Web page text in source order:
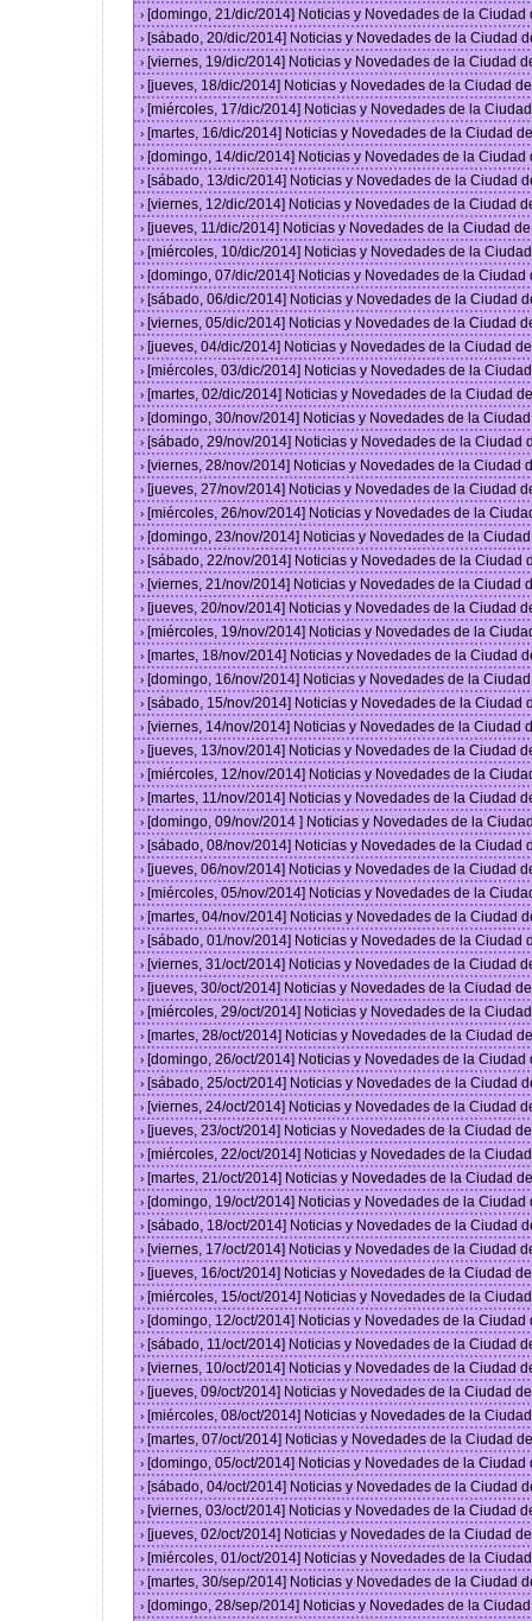
› [domingo, 21/dic/2014] Noticias y Novedades de la
› [sábado, 20/dic/2014] Noticias y Novedades de la Ciudad
› [viernes, 19/dic/2014] Noticias y Novedades de la Ciudad
› [jueves, 18/dic/2014] Noticias y Novedades de la Ciudad
› [miércoles, 17/dic/2014] Noticias y Novedades de la
› [martes, 16/dic/2014] Noticias y Novedades de la Ciudad
› [domingo, 14/dic/2014] Noticias y Novedades de la
› [sábado, 13/dic/2014] Noticias y Novedades de la Ciudad
› [viernes, 12/dic/2014] Noticias y Novedades de la Ciudad
› [jueves, 11/dic/2014] Noticias y Novedades de la Ciudad
› [miércoles, 10/dic/2014] Noticias y Novedades de la
› [domingo, 07/dic/2014] Noticias y Novedades de la
› [sábado, 06/dic/2014] Noticias y Novedades de la Ciudad
› [viernes, 05/dic/2014] Noticias y Novedades de la Ciudad
› [jueves, 04/dic/2014] Noticias y Novedades de la Ciudad
› [miércoles, 03/dic/2014] Noticias y Novedades de la
› [martes, 02/dic/2014] Noticias y Novedades de la Ciudad
› [domingo, 30/nov/2014] Noticias y Novedades de la
› [sábado, 29/nov/2014] Noticias y Novedades de la Ciudad
› [viernes, 28/nov/2014] Noticias y Novedades de la Ciudad
› [jueves, 27/nov/2014] Noticias y Novedades de la Ciudad
› [miércoles, 26/nov/2014] Noticias y Novedades de la
› [domingo, 23/nov/2014] Noticias y Novedades de la
› [sábado, 22/nov/2014] Noticias y Novedades de la Ciudad
› [viernes, 21/nov/2014] Noticias y Novedades de la Ciudad
› [jueves, 20/nov/2014] Noticias y Novedades de la Ciudad
› [miércoles, 19/nov/2014] Noticias y Novedades de la
› [martes, 18/nov/2014] Noticias y Novedades de la Ciudad
› [domingo, 16/nov/2014] Noticias y Novedades de la
› [sábado, 15/nov/2014] Noticias y Novedades de la Ciudad
› [viernes, 14/nov/2014] Noticias y Novedades de la Ciudad
› [jueves, 13/nov/2014] Noticias y Novedades de la Ciudad
› [miércoles, 12/nov/2014] Noticias y Novedades de la
› [martes, 11/nov/2014] Noticias y Novedades de la Ciudad
› [domingo, 09/nov/2014 ] Noticias y Novedades de la
› [sábado, 08/nov/2014] Noticias y Novedades de la Ciudad
› [jueves, 06/nov/2014] Noticias y Novedades de la Ciudad
› [miércoles, 05/nov/2014] Noticias y Novedades de la
› [martes, 04/nov/2014] Noticias y Novedades de la Ciudad
› [sábado, 01/nov/2014] Noticias y Novedades de la Ciudad
› [viernes, 31/oct/2014] Noticias y Novedades de la Ciudad
› [jueves, 30/oct/2014] Noticias y Novedades de la Ciudad
› [miércoles, 29/oct/2014] Noticias y Novedades de la
› [martes, 28/oct/2014] Noticias y Novedades de la Ciudad
› [domingo, 26/oct/2014] Noticias y Novedades de la
› [sábado, 25/oct/2014] Noticias y Novedades de la Ciudad
› [viernes, 24/oct/2014] Noticias y Novedades de la Ciudad
› [jueves, 23/oct/2014] Noticias y Novedades de la Ciudad
› [miércoles, 22/oct/2014] Noticias y Novedades de la
› [martes, 21/oct/2014] Noticias y Novedades de la Ciudad
› [domingo, 19/oct/2014] Noticias y Novedades de la
› [sábado, 18/oct/2014] Noticias y Novedades de la Ciudad
› [viernes, 17/oct/2014] Noticias y Novedades de la Ciudad
› [jueves, 16/oct/2014] Noticias y Novedades de la Ciudad
› [miércoles, 15/oct/2014] Noticias y Novedades de la
› [domingo, 12/oct/2014] Noticias y Novedades de la
› [sábado, 11/oct/2014] Noticias y Novedades de la Ciudad
› [viernes, 10/oct/2014] Noticias y Novedades de la Ciudad
› [jueves, 09/oct/2014] Noticias y Novedades de la Ciudad
› [miércoles, 08/oct/2014] Noticias y Novedades de la
› [martes, 07/oct/2014] Noticias y Novedades de la Ciudad
› [domingo, 05/oct/2014] Noticias y Novedades de la
› [sábado, 04/oct/2014] Noticias y Novedades de la Ciudad
› [viernes, 03/oct/2014] Noticias y Novedades de la Ciudad
› [jueves, 02/oct/2014] Noticias y Novedades de la Ciudad
› [miércoles, 01/oct/2014] Noticias y Novedades de la
› [martes, 30/sep/2014] Noticias y Novedades de la Ciudad
› [domingo, 28/sep/2014] Noticias y Novedades de la